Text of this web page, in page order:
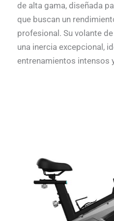
de alta gama, diseñada
que buscan un
profesional. Su volante
una inercia excepcional,
entrenamientos intensos